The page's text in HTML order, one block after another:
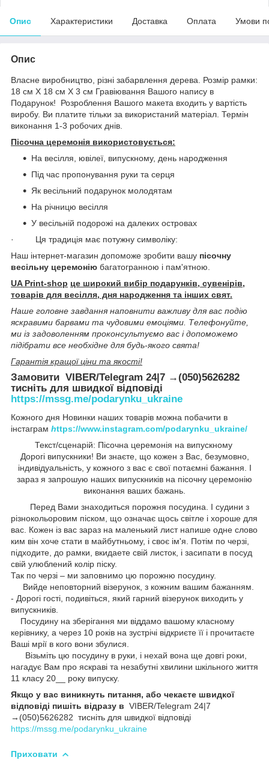
Опис Характеристики Доставка Оплата Умови
Опис
Власне виробництво, різні забарвлення дерева. Розмір рамки:
18 см Х 18 см Х 3 см Гравіювання Вашого напису в
Подарунок! Розроблення Вашого макета входить у вартість
виробу. Ви платите тільки за використаний матеріал. Термін
виконання 1-3 робочих днів.
Пісочна церемонія використовується:
На весілля, ювілеї, випускному, день народження
Під час пропонування руки та серця
Як весільний подарунок молодятам
На річницю весілля
У весільній подорожі на далеких островах
· Ця традиція має потужну символіку:
Наш інтернет-магазин допоможе зробити вашу пісочну
весільну церемонію багатогранною і пам'ятною.
UA Print-shop це широкий вибір подарунків, сувенірів,
товарів для весілля, дня народження та інших свят.
Наше головне завдання наповнити важливу для вас подію
яскравими барвами та чудовими емоціями. Телефонуйте,
ми із задоволенням проконсультуємо вас і допоможемо
підібрати все необхідне для будь-якого свята!
Гарантія кращої ціни та якості!
Замовити VIBER/Telegram 24|7 →(050)5626282
тисніть для швидкої відповіді
https://mssg.me/podarynku_ukraine
Кожного дня Новинки наших товарів можна побачити в
інстаграм https://www.instagram.com/podarynku_ukraine/
Текст/сценарій: Пісочна церемонія на випускному
Дорогі випускники! Ви знаєте, що кожен з Вас, безумовно,
індивідуальність, у кожного з вас є свої потаємні бажання. І
зараз я запрошую наших випускників на пісочну церемонію
виконання ваших бажань.
Перед Вами знаходиться порожня посудина. І судини з
різнокольоровим піском, що означає щось світле і хороше для
вас. Кожен із вас зараз на маленький лист напише одне слово
ким він хоче стати в майбутньому, і своє ім'я. Потім по черзі,
підходите, до рамки, вкидаете свій листок, і засипати в посуд
свій улюблений колір піску.
Так по черзі – ми заповнимо цю порожню посудину.
Вийде неповторний візерунок, з кожним вашим бажанням.
- Дорогі гості, подивіться, який гарний візерунок виходить у
випускників.
Посудину на зберігання ми віддамо вашому класному
керівнику, а через 10 років на зустрічі відкриєте її і прочитаєте
Ваші мрії в кого вони збулися.
Візьміть цю посудину в руки, і нехай вона ще довгі роки,
нагадує Вам про яскраві та незабутні хвилини шкільного життя
11 класу 20__ року випуску.
Якщо у вас виникнуть питання, або чекаєте швидкої
відповіді пишіть відразу в VIBER/Telegram 24|7
→(050)5626282 тисніть для швидкої відповіді
https://mssg.me/podarynku_ukraine
Приховати